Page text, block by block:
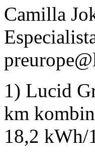
Camilla
1) Lucid
km
18,2 kWh/